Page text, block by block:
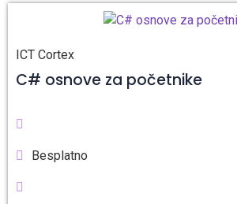
ICT Cortex
C# osnove za početnike
Besplatno